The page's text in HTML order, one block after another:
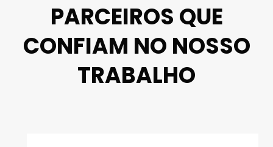
PARCEIROS QUE
CONFIAM NO NOSSO
TRABALHO